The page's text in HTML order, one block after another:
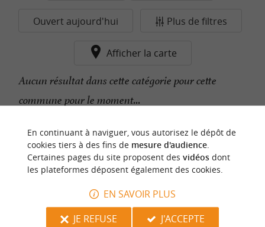
Ouvert aujourd'hui Plus de filtres
Afficher la carte
Aucun résultat dans cette catégorie pour cette
commune pour le moment...
n
o
t
r
e
c
o
u
p
d
e
c
o
e
u
r
En continuant à naviguer, vous autorisez le dépôt de
cookies tiers à des fins de mesure d'audience.
Certaines pages du site proposent des vidéosdont
les plateformes déposent également des cookies.
EN SAVOIR PLUS
JE REFUSE
J'ACCEPTE